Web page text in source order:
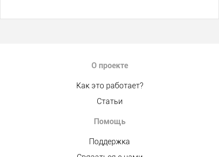
О проекте
Как это работает?
Статьи
Помощь
Поддержка